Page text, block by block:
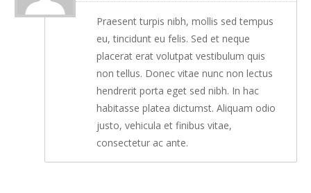
Praesent turpis nibh, mollis sed tempus
eu, tincidunt eu felis. Sed et neque
placerat erat volutpat vestibulum quis
non tellus. Donec vitae nunc non lectus
hendrerit porta eget sed nibh. In hac
habitasse platea dictumst. Aliquam odio
justo, vehicula et finibus vitae,
consectetur ac ante.